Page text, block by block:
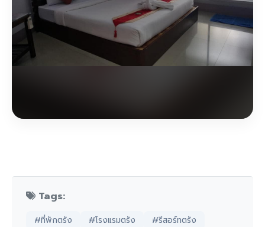
Tags:
#ที่พักตรัง #โรงแรมตรัง #รีสอร์ทตรัง